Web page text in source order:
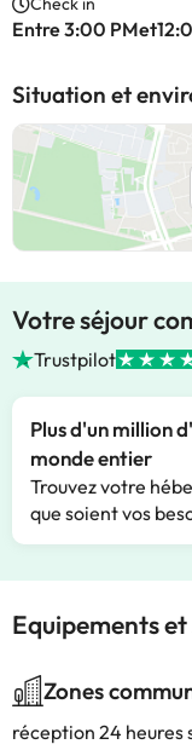
Entre 3:00
Situation et
Votre séjour
Trustpilot
Plus d'un million
monde entier
Trouvez votre
que soient vos
Equipements
Zones
réception 24 heures